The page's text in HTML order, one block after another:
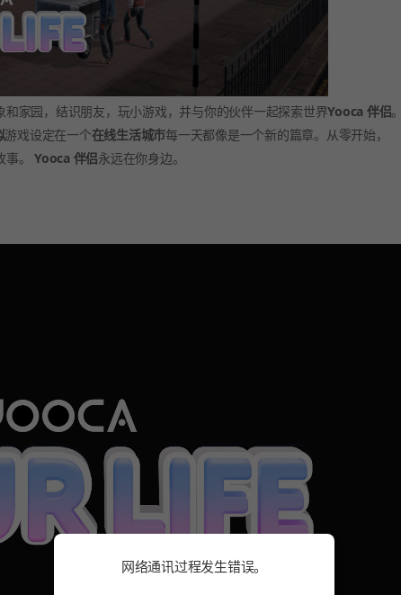
和家园，结识朋友，玩小游戏，并与你的伙伴一起探索世界Yooca 伴侣。
游戏设定在一个在线生活城市每一天都像是一个新的篇章。从零开始，
。
Yooca 伴侣永远在你身边。
网络通讯过程发生错误。